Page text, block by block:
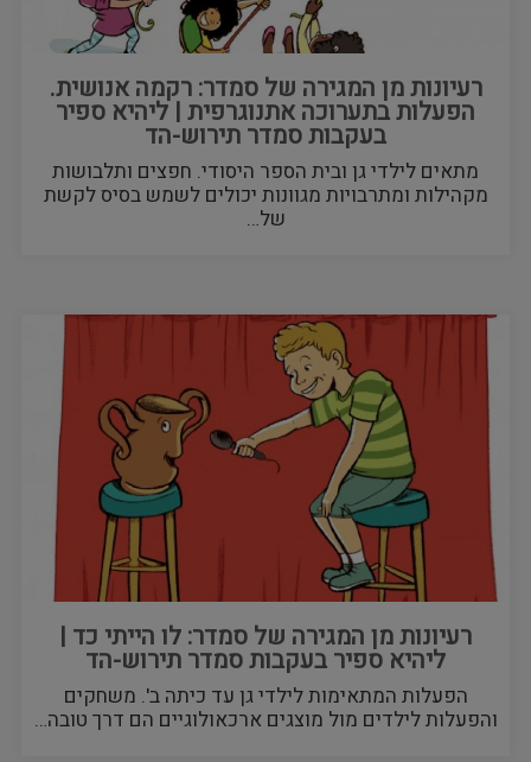
רעיונות מן המגירה של סמדר: רקמה אנושית.
הפעלות בתערוכה אתנוגרפית | ליהיא ספיר
בעקבות סמדר תירוש-הד
מתאים לילדי גן ובית הספר היסודי. חפצים ותלבושות
מקהילות ומתרבויות מגוונות יכולים לשמש בסיס לקשת
של…
רעיונות מן המגירה של סמדר: לו הייתי כד |
ליהיא ספיר בעקבות סמדר תירוש-הד
הפעלות המתאימות לילדי גן עד כיתה ב'. משחקים
והפעלות לילדים מול מוצגים ארכאולוגיים הם דרך טובה…